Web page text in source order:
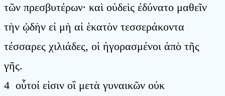
τῶν πρεσβυτέρων· καὶ οὐδεὶς ἐδύνατο μαθεῖν
τὴν ᾠδὴν εἰ μὴ αἱ ἑκατὸν τεσσεράκοντα
τέσσαρες χιλιάδες, οἱ ἠγορασμένοι ἀπὸ τῆς
γῆς.
4 οὗτοί εἰσιν οἳ μετὰ γυναικῶν οὐκ